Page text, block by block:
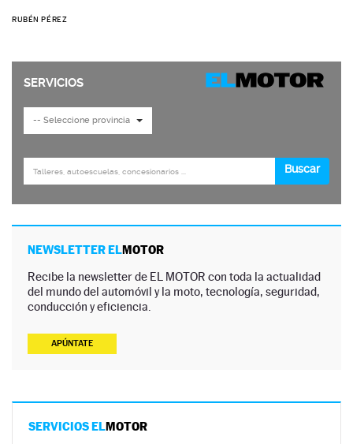
RUBÉN PÉREZ
NEWSLETTER ELMOTOR
Recibe la newsletter de EL MOTOR con toda la actualidad
del mundo del automóvil y la moto, tecnología, seguridad,
conducción y eficiencia.
APÚNTATE
SERVICIOS ELMOTOR